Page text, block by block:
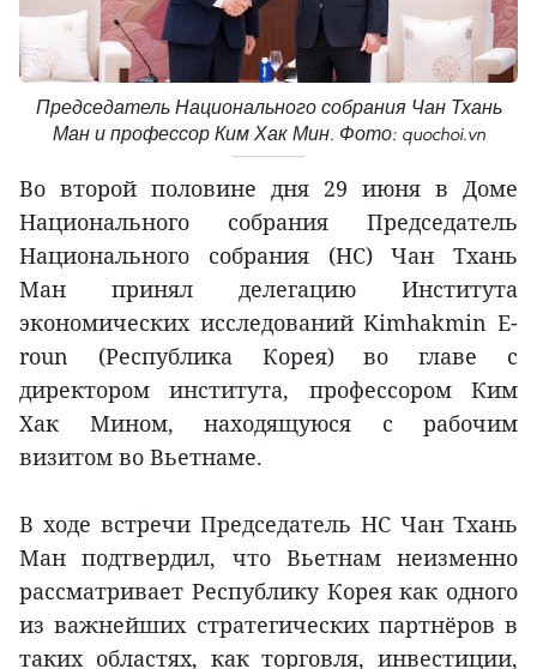
Председатель Национального собрания Чан Тхань
Ман и профессор Ким Хак Мин. Фото: quochoi.vn
Во второй половине дня 29 июня в Доме
Национального собрания Председатель
Национального собрания (НС) Чан Тхань
Ман принял делегацию Института
экономических исследований Kimhakmin E-
roun (Республика Корея) во главе с
директором института, профессором Ким
Хак Мином, находящуюся с рабочим
визитом во Вьетнаме.
В ходе встречи Председатель НС Чан Тхань
Ман подтвердил, что Вьетнам неизменно
рассматривает Республику Корея как одного
из важнейших стратегических партнёров в
таких областях, как торговля, инвестиции,